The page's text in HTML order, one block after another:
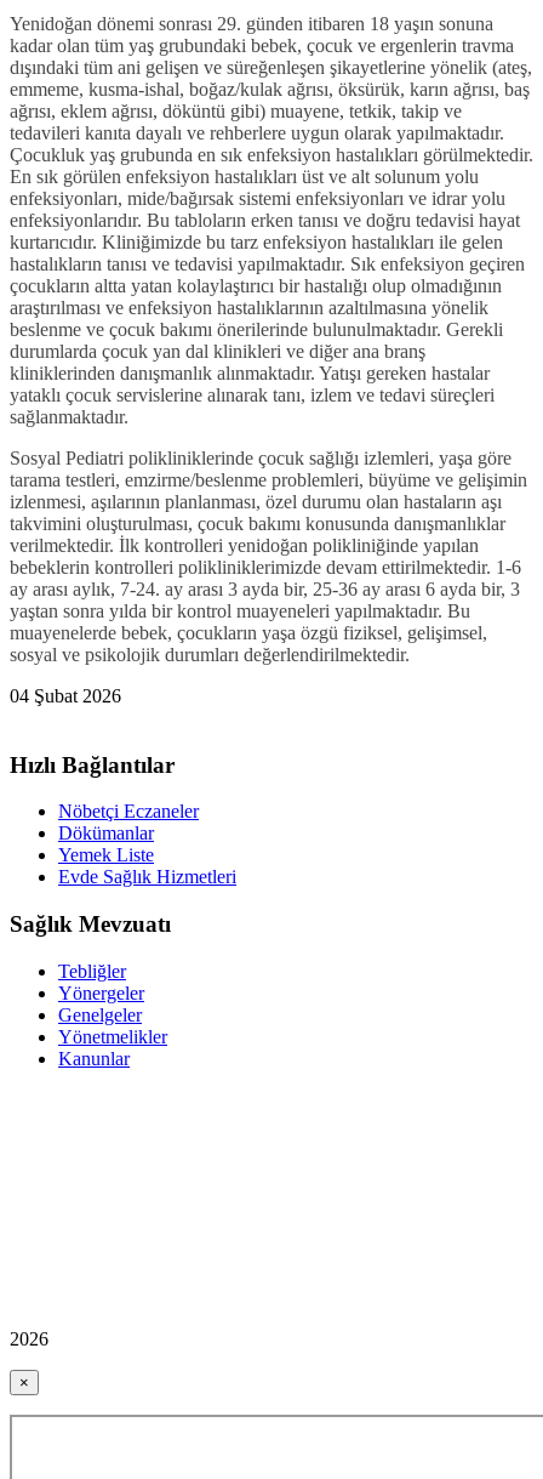
Yenidoğan dönemi sonrası 29. günden itibaren 18 yaşın sonuna
kadar olan tüm yaş grubundaki bebek, çocuk ve ergenlerin travma
dışındaki tüm ani gelişen ve süreğenleşen şikayetlerine yönelik (ateş,
emmeme, kusma-ishal, boğaz/kulak ağrısı, öksürük, karın ağrısı, baş
ağrısı, eklem ağrısı, döküntü gibi) muayene, tetkik, takip ve
tedavileri kanıta dayalı ve rehberlere uygun olarak yapılmaktadır.
Çocukluk yaş grubunda en sık enfeksiyon hastalıkları görülmektedir.
En sık görülen enfeksiyon hastalıkları üst ve alt solunum yolu
enfeksiyonları, mide/bağırsak sistemi enfeksiyonları ve idrar yolu
enfeksiyonlarıdır. Bu tabloların erken tanısı ve doğru tedavisi hayat
kurtarıcıdır. Kliniğimizde bu tarz enfeksiyon hastalıkları ile gelen
hastalıkların tanısı ve tedavisi yapılmaktadır. Sık enfeksiyon geçiren
çocukların altta yatan kolaylaştırıcı bir hastalığı olup olmadığının
araştırılması ve enfeksiyon hastalıklarının azaltılmasına yönelik
beslenme ve çocuk bakımı önerilerinde bulunulmaktadır. Gerekli
durumlarda çocuk yan dal klinikleri ve diğer ana branş
kliniklerinden danışmanlık alınmaktadır. Yatışı gereken hastalar
yataklı çocuk servislerine alınarak tanı, izlem ve tedavi süreçleri
sağlanmaktadır.
Sosyal Pediatri polikliniklerinde çocuk sağlığı izlemleri, yaşa göre
tarama testleri, emzirme/beslenme problemleri, büyüme ve gelişimin
izlenmesi, aşılarının planlanması, özel durumu olan hastaların aşı
takvimini oluşturulması, çocuk bakımı konusunda danışmanlıklar
verilmektedir. İlk kontrolleri yenidoğan polikliniğinde yapılan
bebeklerin kontrolleri polikliniklerimizde devam ettirilmektedir. 1-6
ay arası aylık, 7-24. ay arası 3 ayda bir, 25-36 ay arası 6 ayda bir, 3
yaştan sonra yılda bir kontrol muayeneleri yapılmaktadır. Bu
muayenelerde bebek, çocukların yaşa özgü fiziksel, gelişimsel,
sosyal ve psikolojik durumları değerlendirilmektedir.
04 Şubat 2026
Hızlı Bağlantılar
Nöbetçi Eczaneler
Dökümanlar
Yemek Liste
Evde Sağlık Hizmetleri
Sağlık Mevzuatı
Tebliğler
Yönergeler
Genelgeler
Yönetmelikler
Kanunlar
2026
×